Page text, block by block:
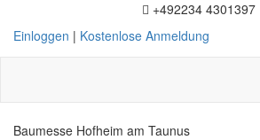
+492234 4301397
Einloggen | Kostenlose Anmeldung
Baumesse Hofheim am Taunus